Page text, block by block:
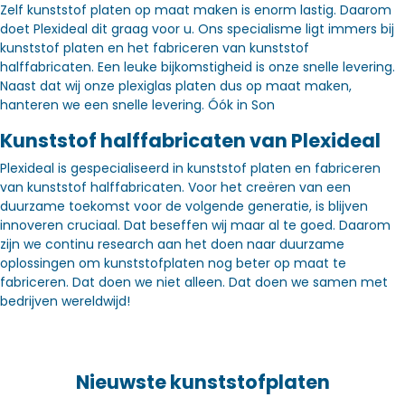
Zelf kunststof platen op maat maken is enorm lastig. Daarom
doet Plexideal dit graag voor u. Ons specialisme ligt immers bij
kunststof platen en het fabriceren van kunststof
halffabricaten. Een leuke bijkomstigheid is onze snelle levering.
Naast dat wij onze plexiglas platen dus op maat maken,
hanteren we een snelle levering. Óók in Son
Kunststof halffabricaten van Plexideal
Plexideal is gespecialiseerd in kunststof platen en fabriceren
van kunststof halffabricaten. Voor het creëren van een
duurzame toekomst voor de volgende generatie, is blijven
innoveren cruciaal. Dat beseffen wij maar al te goed. Daarom
zijn we continu research aan het doen naar duurzame
oplossingen om kunststofplaten nog beter op maat te
fabriceren. Dat doen we niet alleen. Dat doen we samen met
bedrijven wereldwijd!
Nieuwste kunststofplaten